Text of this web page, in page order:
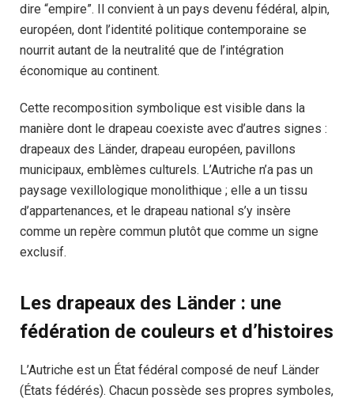
dire “empire”. Il convient à un pays devenu fédéral, alpin,
européen, dont l’identité politique contemporaine se
nourrit autant de la neutralité que de l’intégration
économique au continent.
Cette recomposition symbolique est visible dans la
manière dont le drapeau coexiste avec d’autres signes :
drapeaux des Länder, drapeau européen, pavillons
municipaux, emblèmes culturels. L’Autriche n’a pas un
paysage vexillologique monolithique ; elle a un tissu
d’appartenances, et le drapeau national s’y insère
comme un repère commun plutôt que comme un signe
exclusif.
Les drapeaux des Länder : une
fédération de couleurs et d’histoires
L’Autriche est un État fédéral composé de neuf Länder
(États fédérés). Chacun possède ses propres symboles,